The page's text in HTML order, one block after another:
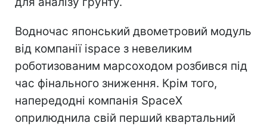
Водночас японський двометровий модуль
від компанії ispace з невеликим
роботизованим марсоходом розбився під
час фінального зниження. Крім того,
напередодні компанія SpaceX
оприлюднила свій перший квартальний